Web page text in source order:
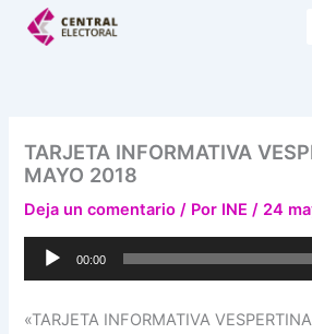
TARJETA INFORMATIVA
MAYO 2018
Deja un comentario / Por INE/ 24
Reproductor
00:00
«TARJETA INFORMATIVA